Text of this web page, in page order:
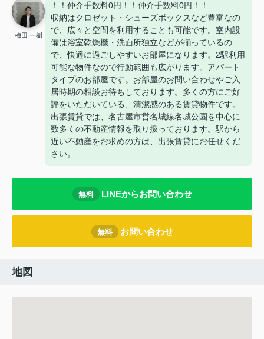
梅田 一樹
！！仲介手数料0円！！仲介手数料0円！！
収納はクロゼット・シューズボックスなど豊富なの
で、広々と空間を利用することも可能です。室内設
備は浴室乾燥機・洗面所独立などが揃っているの
で、快適に過ごしやすいお部屋になります。2駅利用
可能な物件なので行動範囲も広がります。アパート
タイプのお部屋です。お部屋のお問い合わせやご入
居時期の相談お待ちしております。多くの方にご好
評をいただいている、清潔感のある賃貸物件です。
出張賃貸では、名古屋市営名城線名城公園を中心に
数多くの不動産情報を取り扱っております。駅から
近い不動産をお求めの方は、出張賃貸にお任せくだ
さい。
無料 LINEからお問い合わせ
無料 お問い合わせ
地図